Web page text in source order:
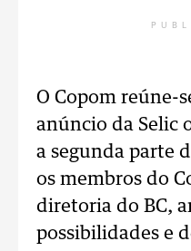
O Copom reúne-
anúncio da Selic
a segunda parte
os membros do
diretoria do BC,
possibilidades e